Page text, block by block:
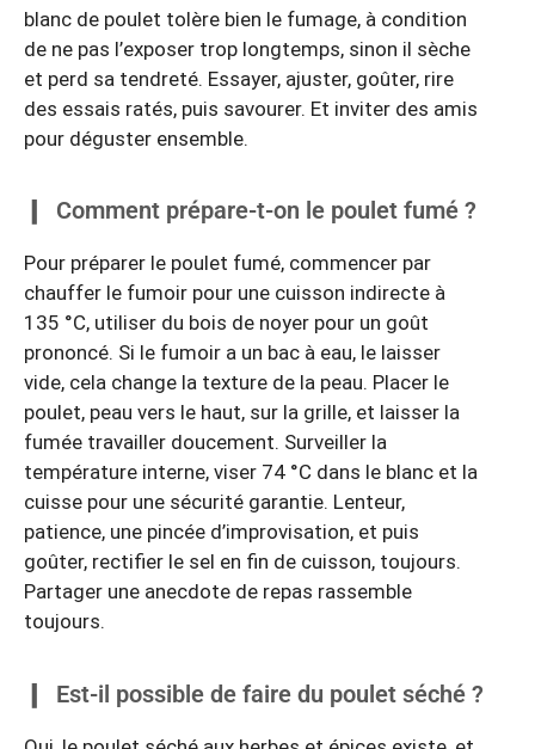
blanc de poulet tolère bien le fumage, à condition
de ne pas l’exposer trop longtemps, sinon il sèche
et perd sa tendreté. Essayer, ajuster, goûter, rire
des essais ratés, puis savourer. Et inviter des amis
pour déguster ensemble.
Comment prépare-t-on le poulet fumé ?
Pour préparer le poulet fumé, commencer par
chauffer le fumoir pour une cuisson indirecte à
135 °C, utiliser du bois de noyer pour un goût
prononcé. Si le fumoir a un bac à eau, le laisser
vide, cela change la texture de la peau. Placer le
poulet, peau vers le haut, sur la grille, et laisser la
fumée travailler doucement. Surveiller la
température interne, viser 74 °C dans le blanc et la
cuisse pour une sécurité garantie. Lenteur,
patience, une pincée d’improvisation, et puis
goûter, rectifier le sel en fin de cuisson, toujours.
Partager une anecdote de repas rassemble
toujours.
Est-il possible de faire du poulet séché ?